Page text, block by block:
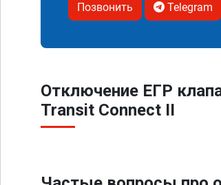
Позвонить Telegram
Отключение ЕГР
Transit Connect II